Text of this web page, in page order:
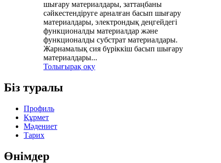
шығару материалдары, заттаңбаны
сәйкестендіруге арналған басып шығару
материалдары, электрондық деңгейдегі
функционалды материалдар және
функционалды субстрат материалдары.
Жарнамалық сия бүріккіш басып шығару
материалдары...
Толығырақ оқу
Біз туралы
Профиль
Құрмет
Мәдениет
Тарих
Өнімдер